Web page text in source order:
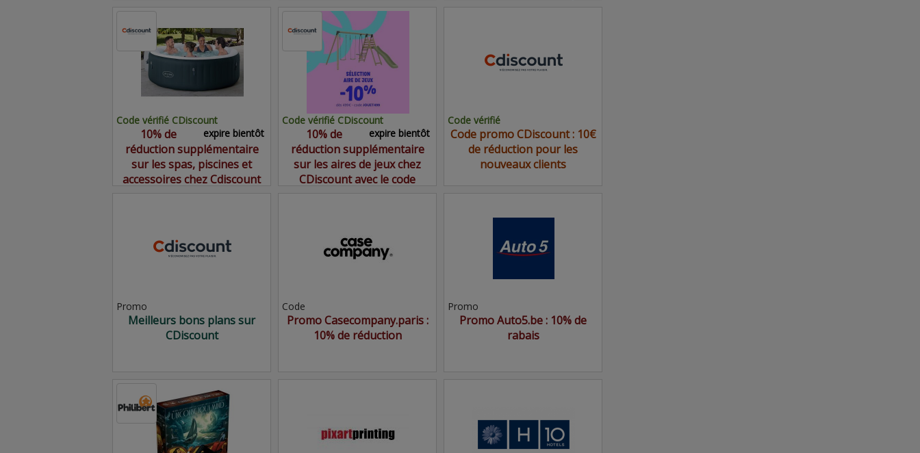
Code vérifié CDiscount
expire bientôt
10% de
réduction supplémentaire
sur les spas, piscines et
accessoires chez Cdiscount
Code vérifié CDiscount
expire bientôt
10% de
réduction supplémentaire
sur les aires de jeux chez
CDiscount avec le code
Code vérifié
Code promo CDiscount : 10€
de réduction pour les
nouveaux clients
Promo
Meilleurs bons plans sur
CDiscount
Code
Promo Casecompany.paris :
10% de réduction
Promo
Promo Auto5.be : 10% de
rabais